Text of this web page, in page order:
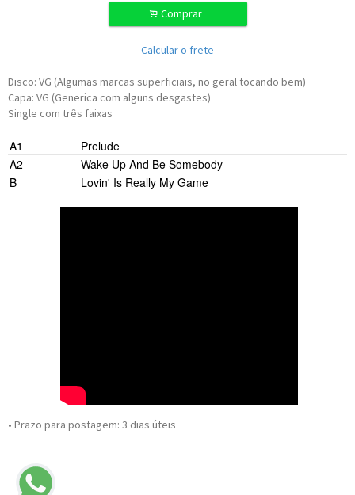
. Comprar
Calcular o frete
Disco: VG (Algumas marcas superficiais, no geral tocando bem)
Capa: VG (Generica com alguns desgastes)
Single com três faixas
A1
Prelude
A2
Wake Up And Be Somebody
B
Lovin' Is Really My Game
• Prazo para postagem: 3 dias úteis